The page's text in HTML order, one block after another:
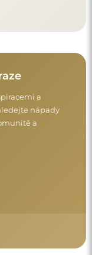
a
nápady
a